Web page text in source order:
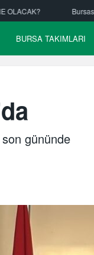
fikstürü çekiliyor
BURSA TAKIMLARI
gününde